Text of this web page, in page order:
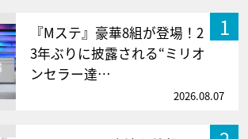
1
『Mステ』豪華8組が登場！2
3年ぶりに披露される“ミリオ
ンセラー達…
2026.08.07